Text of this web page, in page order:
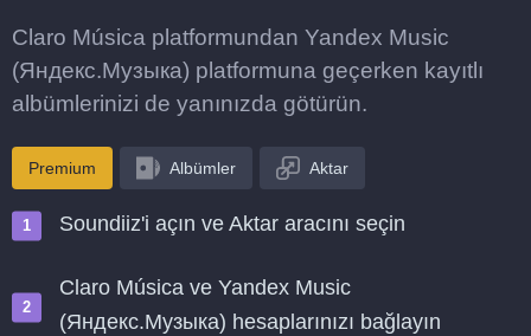
Claro Música platformundan Yandex Music
(Яндекс.Музыка) platformuna geçerken kayıtlı
albümlerinizi de yanınızda götürün.
Premium Albümler Aktar
Soundiiz'i açın ve Aktar aracını seçin
Claro Música ve Yandex Music
(Яндекс.Музыка) hesaplarınızı bağlayın